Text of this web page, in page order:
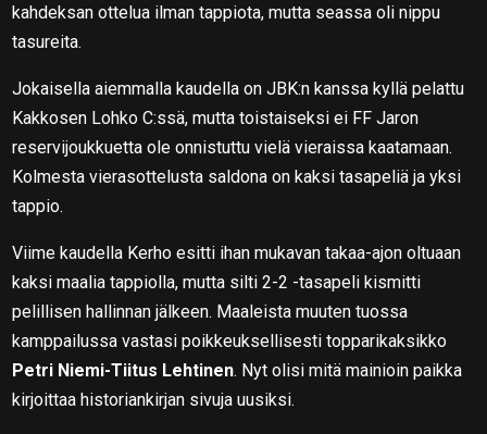
kahdeksan ottelua ilman tappiota, mutta seassa oli nippu
tasureita.
Jokaisella aiemmalla kaudella on JBK:n kanssa kyllä pelattu
Kakkosen Lohko C:ssä, mutta toistaiseksi ei FF Jaron
reservijoukkuetta ole onnistuttu vielä vieraissa kaatamaan.
Kolmesta vierasottelusta saldona on kaksi tasapeliä ja yksi
tappio.
Viime kaudella Kerho esitti ihan mukavan takaa-ajon oltuaan
kaksi maalia tappiolla, mutta silti 2-2 -tasapeli kismitti
pelillisen hallinnan jälkeen. Maaleista muuten tuossa
kamppailussa vastasi poikkeuksellisesti topparikaksikko
Petri Niemi-Tiitus Lehtinen. Nyt olisi mitä mainioin paikka
kirjoittaa historiankirjan sivuja uusiksi.